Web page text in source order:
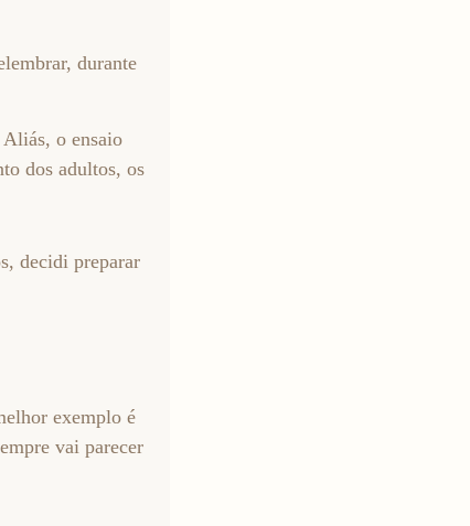
durante
o ensaio
dos adultos, os
decidi preparar
exemplo é
vai parecer